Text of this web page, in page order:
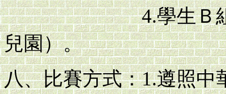
4.學生Ｂ組：就
兒園）。
八、比賽方式：1.遵照中